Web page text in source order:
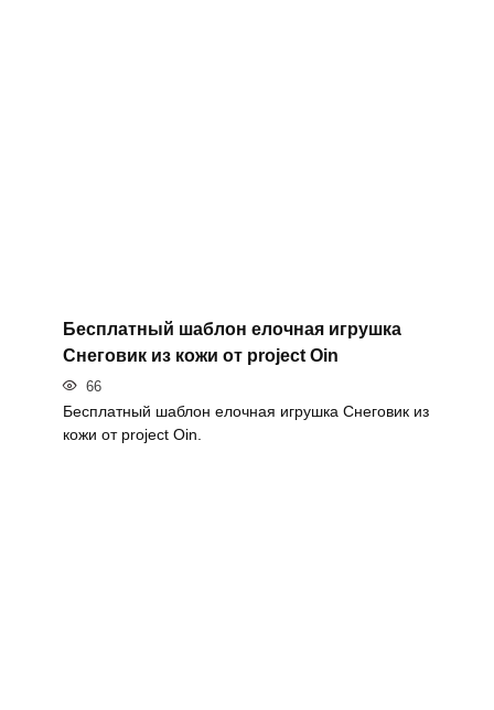
Бесплатный шаблон елочная игрушка
Снеговик из кожи от project Oin
66
Бесплатный шаблон елочная игрушка Снеговик из
кожи от project Oin.